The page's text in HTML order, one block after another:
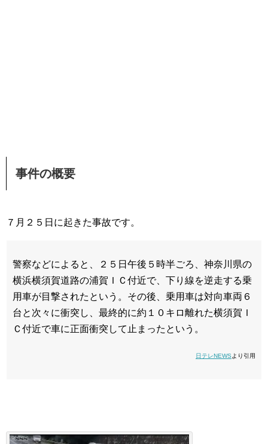
事件の概要
７月２５日に起きた事故です。
警察などによると、２５日午後５時半ごろ、神奈川県の
横浜横須賀道路の浦賀ＩＣ付近で、下り線を逆走する乗
用車が目撃されたという。その後、乗用車は対向車両６
台と次々に衝突し、最終的に約１０キロ離れた横須賀Ｉ
Ｃ付近で車に正面衝突して止まったという。
日テレNEWSより引用